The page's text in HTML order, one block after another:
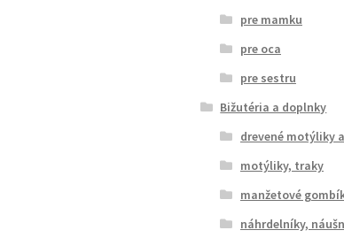
pre mamku
pre oca
pre sestru
Bižutéria a doplnky
drevené motýliky
motýliky, traky
manžetové
náhrdelníky,